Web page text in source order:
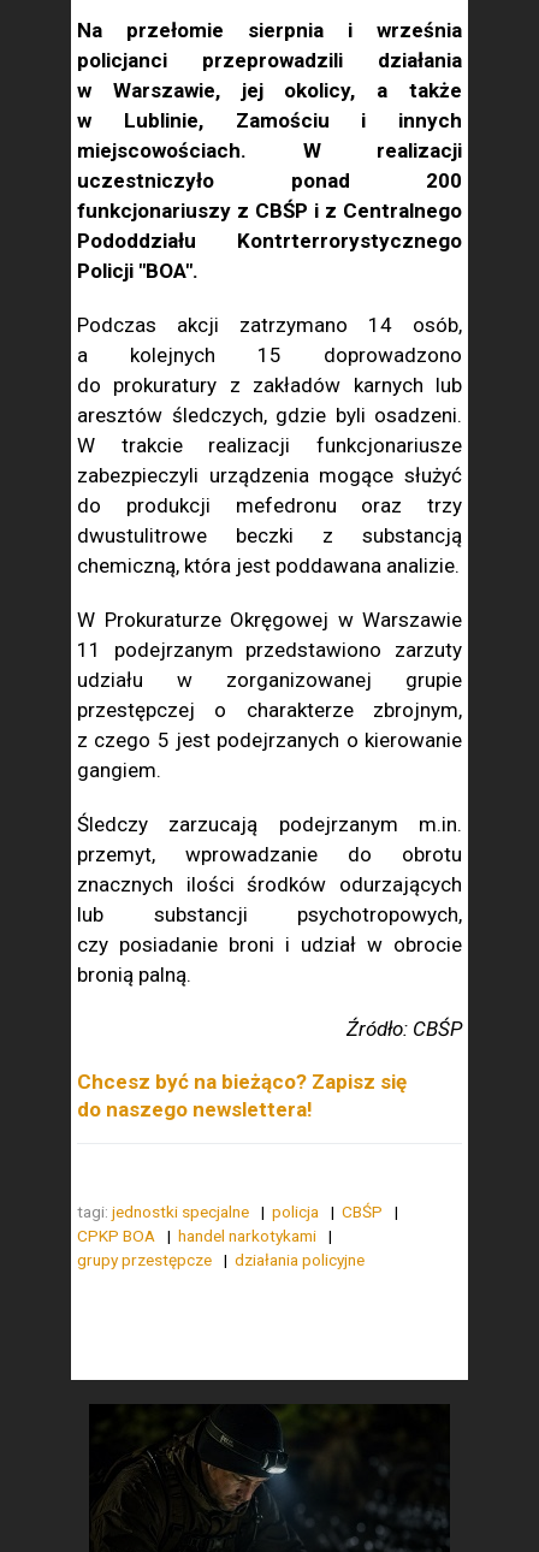
Na przełomie sierpnia i września
policjanci przeprowadzili działania
w Warszawie, jej okolicy, a także
w Lublinie, Zamościu i innych
miejscowościach. W realizacji
uczestniczyło ponad 200
funkcjonariuszy z CBŚP i z Centralnego
Pododdziału Kontrterrorystycznego
Policji "BOA".
Podczas akcji zatrzymano 14 osób,
a kolejnych 15 doprowadzono
do prokuratury z zakładów karnych lub
aresztów śledczych, gdzie byli osadzeni.
W trakcie realizacji funkcjonariusze
zabezpieczyli urządzenia mogące służyć
do produkcji mefedronu oraz trzy
dwustulitrowe beczki z substancją
chemiczną, która jest poddawana analizie.
W Prokuraturze Okręgowej w Warszawie
11 podejrzanym przedstawiono zarzuty
udziału w zorganizowanej grupie
przestępczej o charakterze zbrojnym,
z czego 5 jest podejrzanych o kierowanie
gangiem.
Śledczy zarzucają podejrzanym m.in.
przemyt, wprowadzanie do obrotu
znacznych ilości środków odurzających
lub substancji psychotropowych,
czy posiadanie broni i udział w obrocie
bronią palną.
Źródło: CBŚP
Chcesz być na bieżąco? Zapisz się
do naszego newslettera!
tagi: jednostki specjalne policja
CBŚP
CPKP BOA
handel narkotykami
grupy przestępcze
działania policyjne